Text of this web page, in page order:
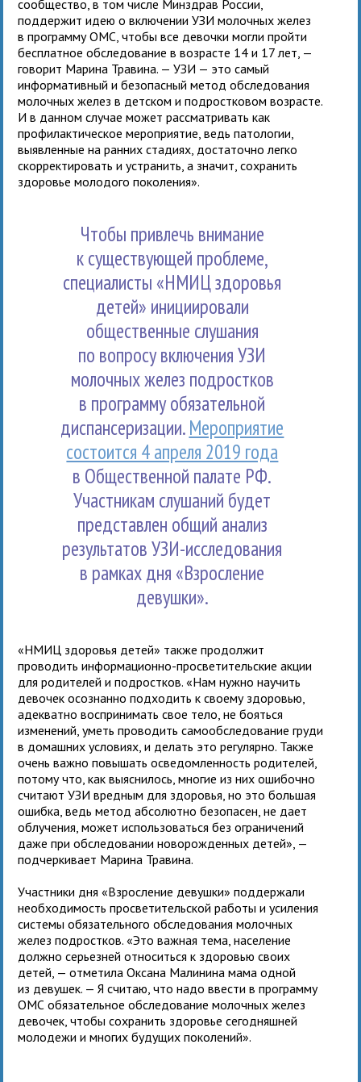
сообщество, в том числе Минздрав России,
поддержит идею о включении УЗИ молочных желез
в программу ОМС, чтобы все девочки могли пройти
бесплатное обследование в возрасте 14 и 17 лет, —
говорит Марина Травина. — УЗИ — это самый
информативный и безопасный метод обследования
молочных желез в детском и подростковом возрасте.
И в данном случае может рассматривать как
профилактическое мероприятие, ведь патологии,
выявленные на ранних стадиях, достаточно легко
скорректировать и устранить, а значит, сохранить
здоровье молодого поколения».
Чтобы привлечь внимание
к существующей проблеме,
специалисты «НМИЦ здоровья
детей» инициировали
общественные слушания
по вопросу включения УЗИ
молочных желез подростков
в программу обязательной
диспансеризации.Мероприятие
состоится 4 апреля 2019 года
в Общественной палате РФ.
Участникам слушаний будет
представлен общий анализ
результатов УЗИ-исследования
в рамках дня «Взросление
девушки».
«НМИЦ здоровья детей» также продолжит
проводить информационно-просветительские акции
для родителей и подростков. «Нам нужно научить
девочек осознанно подходить к своему здоровью,
адекватно воспринимать свое тело, не бояться
изменений, уметь проводить самообследование груди
в домашних условиях, и делать это регулярно. Также
очень важно повышать осведомленность родителей,
потому что, как выяснилось, многие из них ошибочно
считают УЗИ вредным для здоровья, но это большая
ошибка, ведь метод абсолютно безопасен, не дает
облучения, может использоваться без ограничений
даже при обследовании новорожденных детей», —
подчеркивает Марина Травина.
Участники дня «Взросление девушки» поддержали
необходимость просветительской работы и усиления
системы обязательного обследования молочных
желез подростков. «Это важная тема, население
должно серьезней относиться к здоровью своих
детей, — отметила Оксана Малинина мама одной
из девушек. — Я считаю, что надо ввести в программу
ОМС обязательное обследование молочных желез
девочек, чтобы сохранить здоровье сегодняшней
молодежи и многих будущих поколений».